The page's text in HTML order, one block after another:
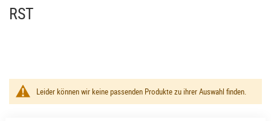
RST
Leider können wir keine passenden Produkte zu ihrer Auswahl finden.